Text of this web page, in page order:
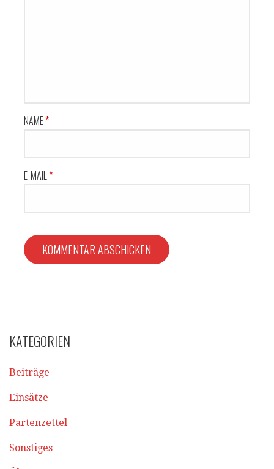
NAME*
E-MAIL*
KATEGORIEN
Beiträge
Einsätze
Partenzettel
Sonstiges